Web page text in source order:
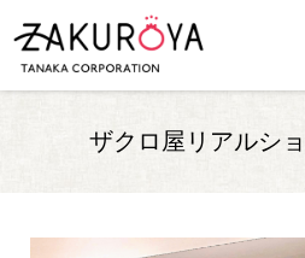
ザクロ屋リアルシ